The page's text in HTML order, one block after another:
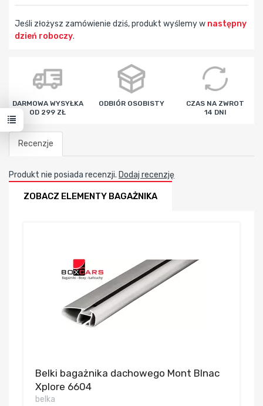
Jeśli złożysz zamówienie dziś, produkt wyślemy w następny
dzień roboczy.
godz min
DARMOWA WYSYŁKA
OD 299 ZŁ
ODBIÓR OSOBISTY
CZAS NA ZWROT
14 DNI
Recenzje
Produkt nie posiada recenzji. Dodaj recenzję
ZOBACZ ELEMENTY BAGAŻNIKA
Belki bagażnika dachowego Mont Blnac
Xplore 6604
belka